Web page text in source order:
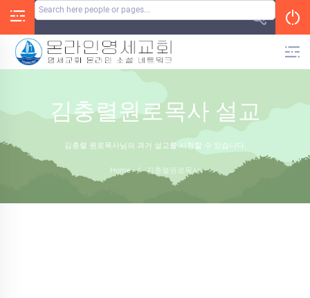
김충렬원로목사 설교
김충렬 원로목사님의 과거 설교를 시청할 수 있습니다.
Home / 김충렬원로목사